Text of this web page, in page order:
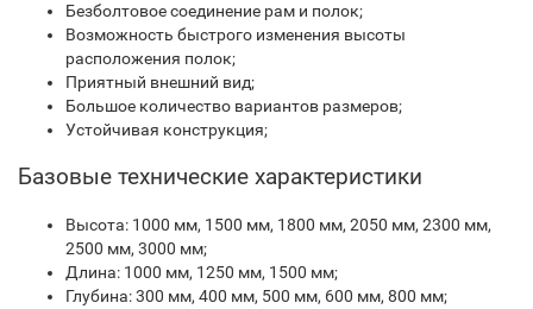
Безболтовое соединение рам и полок;
Возможность быстрого изменения высоты
расположения полок;
Приятный внешний вид;
Большое количество вариантов размеров;
Устойчивая конструкция;
Базовые технические характеристики
Высота: 1000 мм, 1500 мм, 1800 мм, 2050 мм, 2300 мм,
2500 мм, 3000 мм;
Длина: 1000 мм, 1250 мм, 1500 мм;
Глубина: 300 мм, 400 мм, 500 мм, 600 мм, 800 мм;